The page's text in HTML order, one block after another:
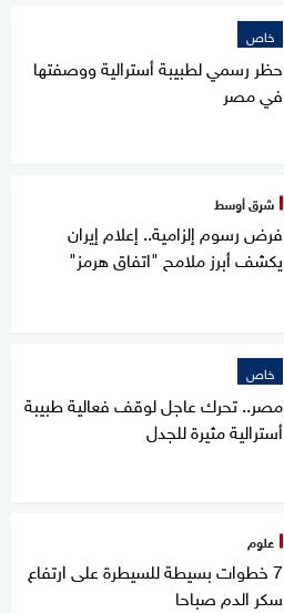
خاص
حظر رسمي لطبيبة أسترالية ووصفتها
في مصر
شرق أوسط
فرض رسوم إلزامية.. إعلام إيران
يكشف أبرز ملامح "اتفاق هرمز"
خاص
مصر.. تحرك عاجل لوقف فعالية طبيبة
أسترالية مثيرة للجدل
علوم
7 خطوات بسيطة للسيطرة على ارتفاع
سكر الدم صباحا